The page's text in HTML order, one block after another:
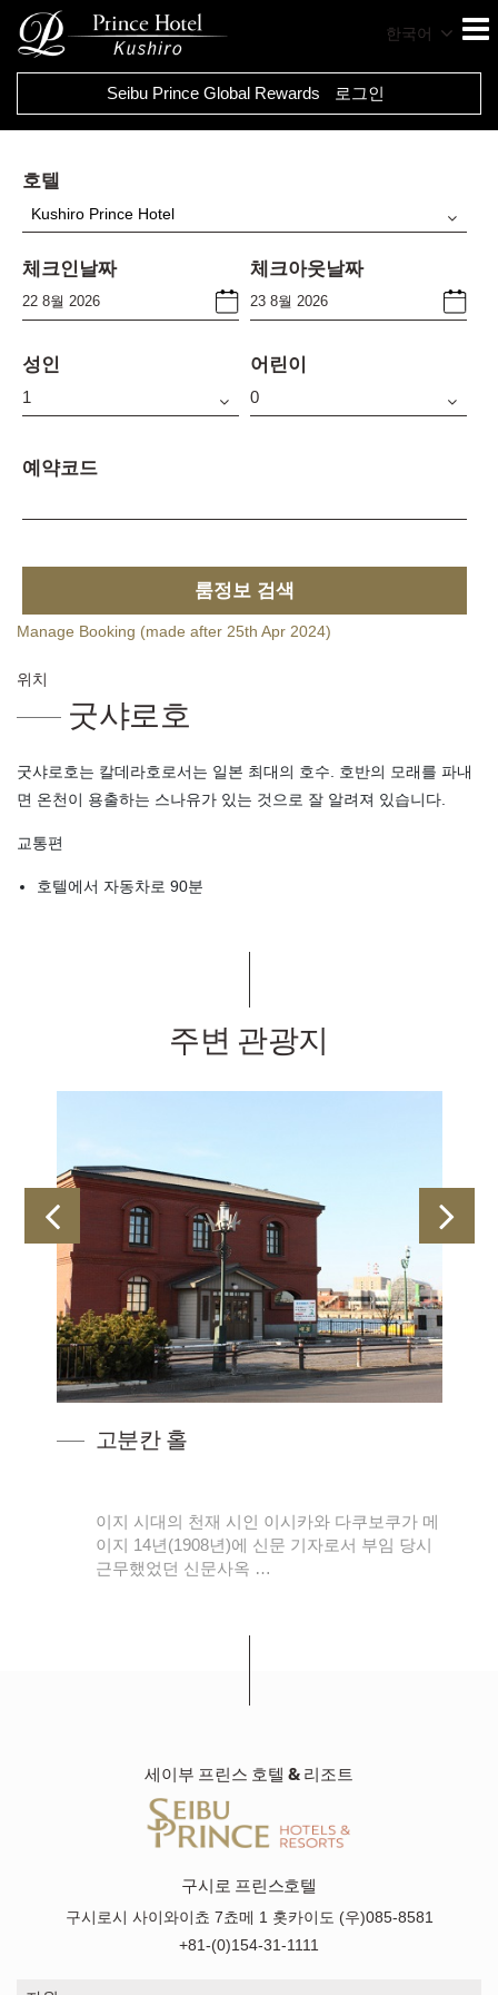
한국어
Seibu Prince Global Rewards 로그인
호텔
Kushiro Prince Hotel
체크인날짜 체크아웃날짜
성인 어린이
예약코드
룸정보 검색
Manage Booking (made after 25th Apr 2024)
위치
굿샤로호
굿샤로호는 칼데라호로서는 일본 최대의 호수. 호반의 모래를 파내
면 온천이 용출하는 스나유가 있는 것으로 잘 알려져 있습니다.
교통편
호텔에서 자동차로 90분
주변 관광지
고분칸 홀
이지 시대의 천재 시인 이시카와 다쿠보쿠가 메
이지 14년(1908년)에 신문 기자로서 부임 당시
근무했었던 신문사옥 …
세이부 프린스 호텔 & 리조트
구시로 프린스호텔
구시로시 사이와이쵸 7쵸메 1 홋카이도 (우)085-8581
+81-(0)154-31-1111